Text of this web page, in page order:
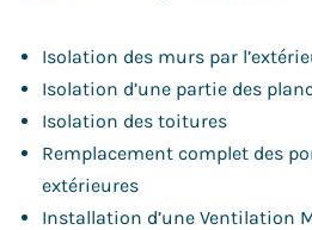
Isolation des murs par
Isolation d’une partie des
Isolation des toitures
Remplacement complet des
extérieures
Installation d’une Ventilation